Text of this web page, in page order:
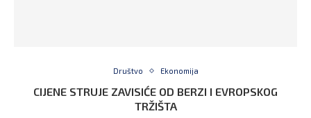
Društvo Ekonomija
CIJENE STRUJE ZAVISIĆE OD BERZI I EVROPSKOG
TRŽIŠTA